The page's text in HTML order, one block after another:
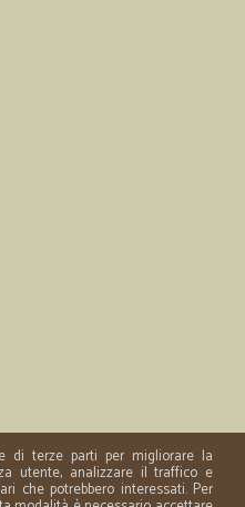
di terze parti per migliorare la
utente, analizzare il traffico e
che potrebbero interessati. Per